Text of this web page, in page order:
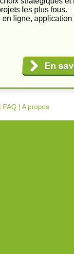
les plus fous.
ligne,
| FAQ | A propos